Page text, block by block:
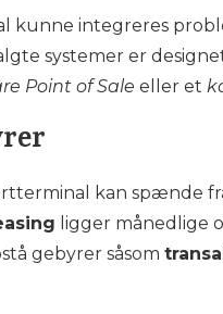
kunne integreres
systemer er
Point of Sale eller et
kan spænde
ligger månedlige
gebyrer såsom